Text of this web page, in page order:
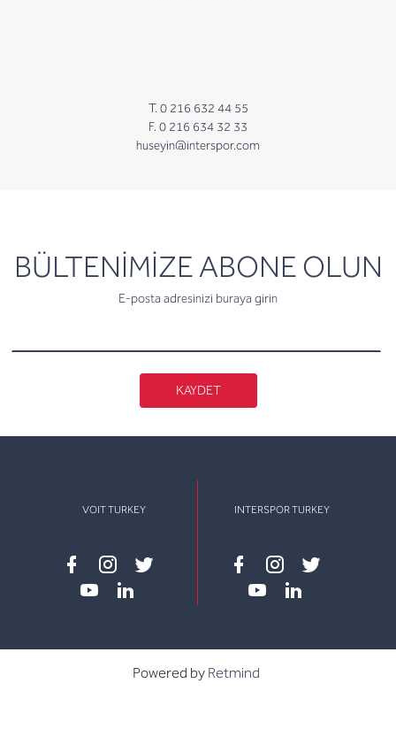
T. 0 216 632 44 55
F. 0 216 634 32 33
huseyin@interspor.com
BÜLTENİMİZE ABONE OLUN
E-posta adresinizi buraya girin
newsletter
KAYDET
VOIT TURKEY
Facebook
instagram
twitter
INTERSPOR TURKEY
Facebook
instagram
twitter
Powered by Retmind